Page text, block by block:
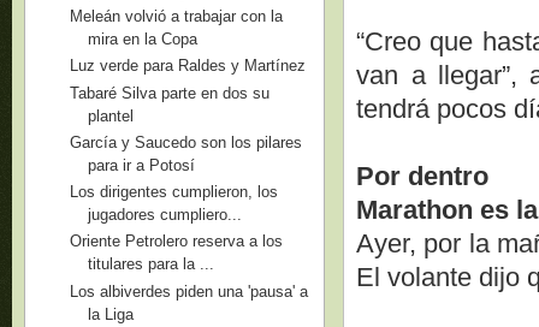
“Creo que
van a llegar”,
tendrá pocos
Por dentro
Marathon es
Ayer, por la
El volante dijo
Meleán volvió a trabajar con la
mira en la Copa
Luz verde para Raldes y Martínez
Tabaré Silva parte en dos su
plantel
García y Saucedo son los pilares
para ir a Potosí
Los dirigentes cumplieron, los
jugadores cumpliero...
Oriente Petrolero reserva a los
titulares para la ...
Los albiverdes piden una 'pausa' a
la Liga